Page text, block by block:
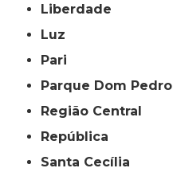
Liberdade
Luz
Pari
Parque Dom Pedro
Região Central
República
Santa Cecília